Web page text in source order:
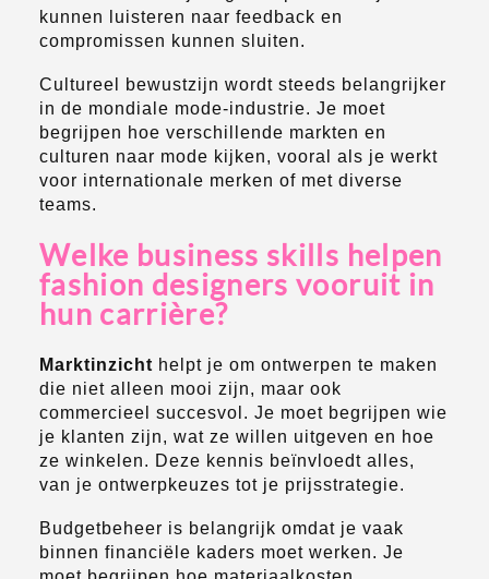
kunnen luisteren naar feedback en
compromissen kunnen sluiten.
Cultureel bewustzijn wordt steeds belangrijker
in de mondiale mode-industrie. Je moet
begrijpen hoe verschillende markten en
culturen naar mode kijken, vooral als je werkt
voor internationale merken of met diverse
teams.
Welke business skills helpen
fashion designers vooruit in
hun carrière?
Marktinzicht helpt je om ontwerpen te maken
die niet alleen mooi zijn, maar ook
commercieel succesvol. Je moet begrijpen wie
je klanten zijn, wat ze willen uitgeven en hoe
ze winkelen. Deze kennis beïnvloedt alles,
van je ontwerpkeuzes tot je prijsstrategie.
Budgetbeheer is belangrijk omdat je vaak
binnen financiële kaders moet werken. Je